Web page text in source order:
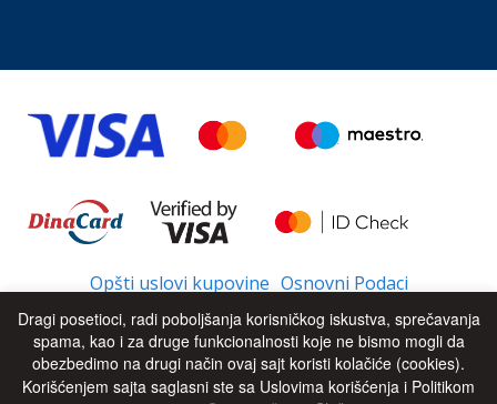
Opšti uslovi kupovine Osnovni Podaci
© 2026 - All Rights Reserved UP
Dragi posetioci, radi poboljšanja korisničkog iskustva, sprečavanja
spama, kao i za druge funkcionalnosti koje ne bismo mogli da
obezbedimo na drugi način ovaj sajt koristi kolačiće (cookies).
Korišćenjem sajta saglasni ste sa Uslovima korišćenja i Politikom